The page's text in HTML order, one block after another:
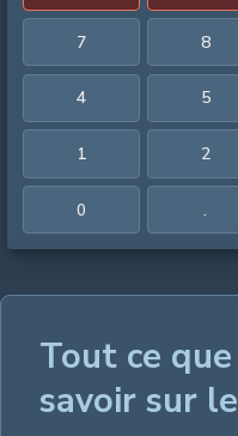
7 8
4 5
1 2
0 .
Tout ce
savoir sur